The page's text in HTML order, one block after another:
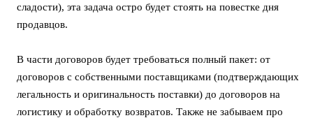
сладости), эта задача остро будет стоять на повестке дня
продавцов.
В части договоров будет требоваться полный пакет: от
договоров с собственными поставщиками (подтверждающих
легальность и оригинальность поставки) до договоров на
логистику и обработку возвратов. Также не забываем про